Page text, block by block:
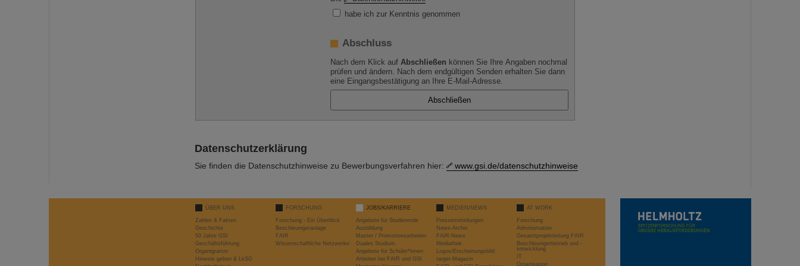
habe ich zur Kenntnis genommen
Abschluss
Nach dem Klick auf Abschließen können Sie Ihre Angaben nochmal
prüfen und ändern. Nach dem endgültigen Senden erhalten Sie dann
eine Eingangsbestätigung an Ihre E-Mail-Adresse.
Datenschutzerklärung
Sie finden die Datenschutzhinweise zu Bewerbungsverfahren hier: www.gsi.de/datenschutzhinweise
ÜBER UNS
Zahlen & Fakten
Geschichte
50 Jahre GSI
Geschäftsführung
Organigramm
Hinweis geben & LkSG
FORSCHUNG
Forschung - Ein Überblick
Beschleunigeranlage
FAIR
Wissenschaftliche Netzwerke
JOBS/KARRIERE
Angebote für Studierende
Ausbildung
Master / Promotionsarbeiten
Duales Studium
Angebote für Schüler*innen
Arbeiten bei FAIR und GSI
MEDIEN/NEWS
Pressemitteilungen
News-Archiv
FAIR-News
Mediathek
Logos/Erscheinungsbild
target-Magazin
AT WORK
Forschung
Administration
Gesamtprojektleitung FAIR
Beschleunigerbetrieb und -
entwicklung
IT
Organisation